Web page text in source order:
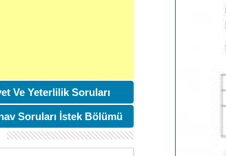
Ve Yeterlilik Soruları
Soruları İstek Bölümü